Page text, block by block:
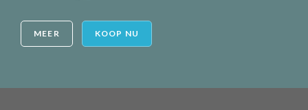
MEER KOOP NU